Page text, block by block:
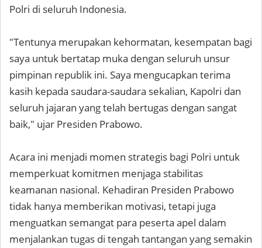
Polri di seluruh Indonesia.
"Tentunya merupakan kehormatan, kesempatan bagi
saya untuk bertatap muka dengan seluruh unsur
pimpinan republik ini. Saya mengucapkan terima
kasih kepada saudara-saudara sekalian, Kapolri dan
seluruh jajaran yang telah bertugas dengan sangat
baik," ujar Presiden Prabowo.
Acara ini menjadi momen strategis bagi Polri untuk
memperkuat komitmen menjaga stabilitas
keamanan nasional. Kehadiran Presiden Prabowo
tidak hanya memberikan motivasi, tetapi juga
menguatkan semangat para peserta apel dalam
menjalankan tugas di tengah tantangan yang semakin